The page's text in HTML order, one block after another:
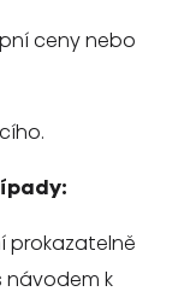
ceny nebo
prokazatelně
návodem k